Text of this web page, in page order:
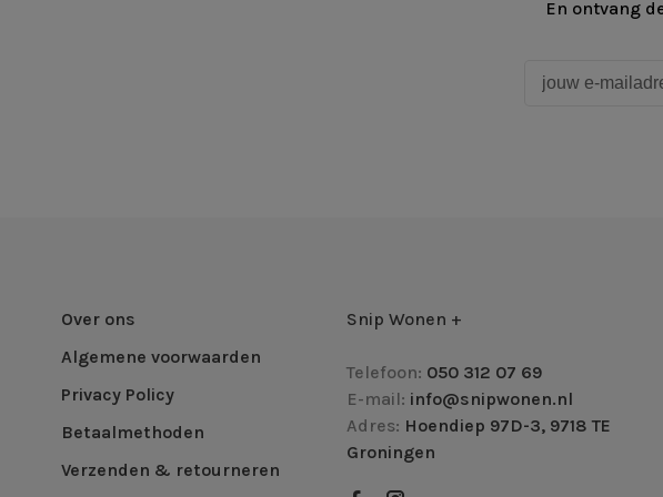
En ontvang
Over ons
Algemene voorwaarden
Privacy Policy
Betaalmethoden
Verzenden & retourneren
Snip Wonen +
Telefoon: 050 312 07 69
E-mail: info@snipwonen.nl
Adres: Hoendiep 97D-3, 9718 TE
Groningen